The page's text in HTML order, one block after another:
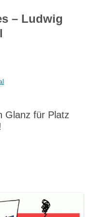
– Ludwig
Glanz für Platz